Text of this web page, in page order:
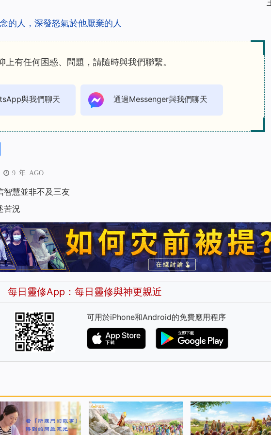
的人，深發怒氣於他厭棄的人
上有任何困惑、問題，請隨時與我們聯繫。
與我們聊天 通過Messenger與我們聊天
9 年 AGO
智慧並非不及三友
苦況
每日靈修App：每日靈修與神更親近
可用於iPhone和Android的免費應用程序